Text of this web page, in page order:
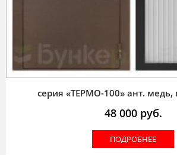
серия «ТЕРМО-100» ант.
48 000руб.
ПОДРОБНЕЕ